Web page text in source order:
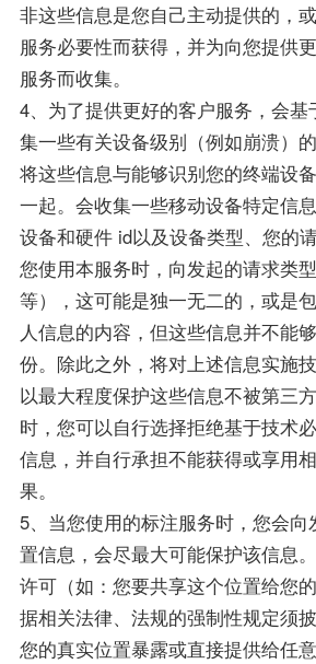
非这些信息是您自己主动提供的，
服务必要性而获得，并为向您提供
服务而收集。
4、为了提供更好的客户服务，会基
集一些有关设备级别（例如崩溃）
将这些信息与能够识别您的终端设
一起。会收集一些移动设备特定信
设备和硬件 id以及设备类型、您的
您使用本服务时，向发起的请求类
等），这可能是独一无二的，或是
人信息的内容，但这些信息并不能
份。除此之外，将对上述信息实施
以最大程度保护这些信息不被第三
时，您可以自行选择拒绝基于技术
信息，并自行承担不能获得或享用
果。
5、当您使用的标注服务时，您会向
置信息，会尽最大可能保护该信息
许可（如：您要共享这个位置给您
据相关法律、法规的强制性规定须
您的真实位置暴露或直接提供给任